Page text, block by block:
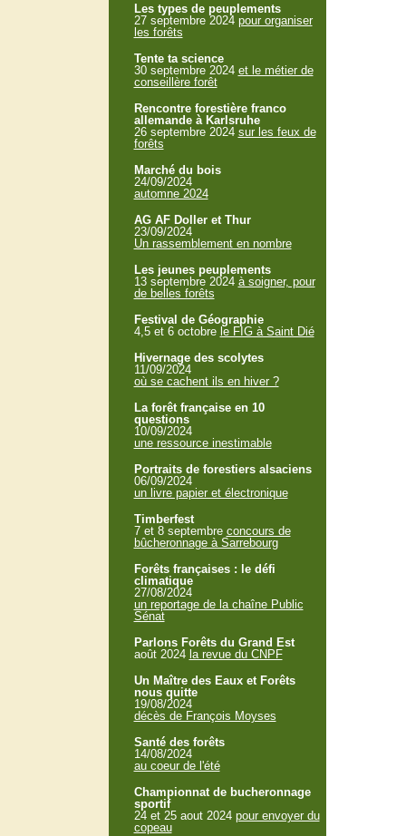
Les types de peuplements
27 septembre 2024 pour organiser
les forêts
Tente ta science
30 septembre 2024 et le métier de
conseillère forêt
Rencontre forestière franco
allemande à Karlsruhe
26 septembre 2024 sur les feux de
forêts
Marché du bois
24/09/2024
automne 2024
AG AF Doller et Thur
23/09/2024
Un rassemblement en nombre
Les jeunes peuplements
13 septembre 2024 à soigner, pour
de belles forêts
Festival de Géographie
4,5 et 6 octobre le FIG à Saint Dié
Hivernage des scolytes
11/09/2024
où se cachent ils en hiver ?
La forêt française en 10
questions
10/09/2024
une ressource inestimable
Portraits de forestiers alsaciens
06/09/2024
un livre papier et électronique
Timberfest
7 et 8 septembre concours de
bûcheronnage à Sarrebourg
Forêts françaises : le défi
climatique
27/08/2024
un reportage de la chaîne Public
Sénat
Parlons Forêts du Grand Est
août 2024 la revue du CNPF
Un Maître des Eaux et Forêts
nous quitte
19/08/2024
décès de François Moyses
Santé des forêts
14/08/2024
au coeur de l'été
Championnat de bucheronnage
sportif
24 et 25 aout 2024 pour envoyer du
copeau